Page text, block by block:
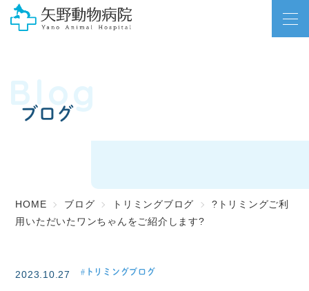
ブログ
Blog
HOME ブログ トリミングブログ
?トリミングご利
用いただいたワンちゃんをご紹介します?
2023.10.27 トリミングブログ